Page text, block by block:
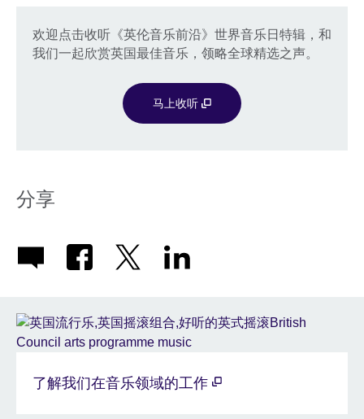
欢迎点击收听《英伦音乐前沿》世界音乐日特辑，和
我们一起欣赏英国最佳音乐，领略全球精选之声。
马上收听
分享
了解我们在音乐领域的工作